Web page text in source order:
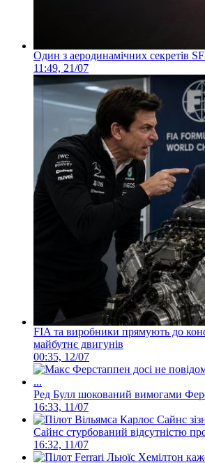
Один з аеродинамічних секретів
11:49, 21/07
FIA та виробники прямують до
майбутнє двигунів
00:35, 12/07
Ред Булл шокований вимогами
16:33, 11/07
Сайнс стурбований відсутністю
16:32, 11/07